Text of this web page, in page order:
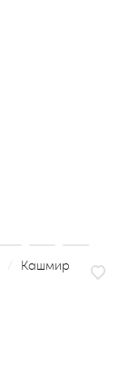
Кашмир